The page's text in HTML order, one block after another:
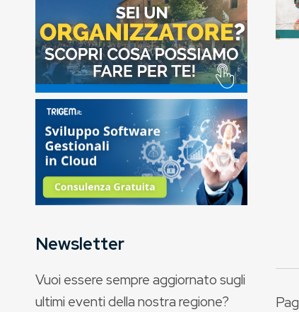
Newsletter
Vuoi essere sempre aggiornato sugli
ultimi eventi della nostra regione?